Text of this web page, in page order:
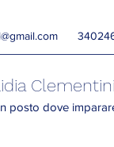
posto dove